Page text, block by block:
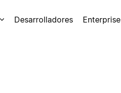
Desarrolladores Enterprise